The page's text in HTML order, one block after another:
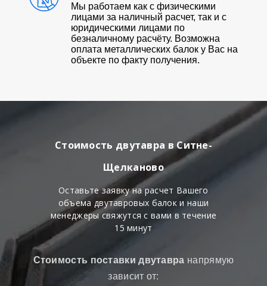
Мы работаем как с физическими
лицами за наличный расчет, так и с
юридическими лицами по
безналичному расчёту. Возможна
оплата металлических балок у Вас на
объекте по факту получения.
Стоимость двутавра в Ситне-
Щелканово
Оставьте заявку на расчет Вашего
объема двутавровых балок и наши
менеджеры свяжутся с вами в течение
15 минут
Стоимость поставки двутавра напрямую
зависит от: